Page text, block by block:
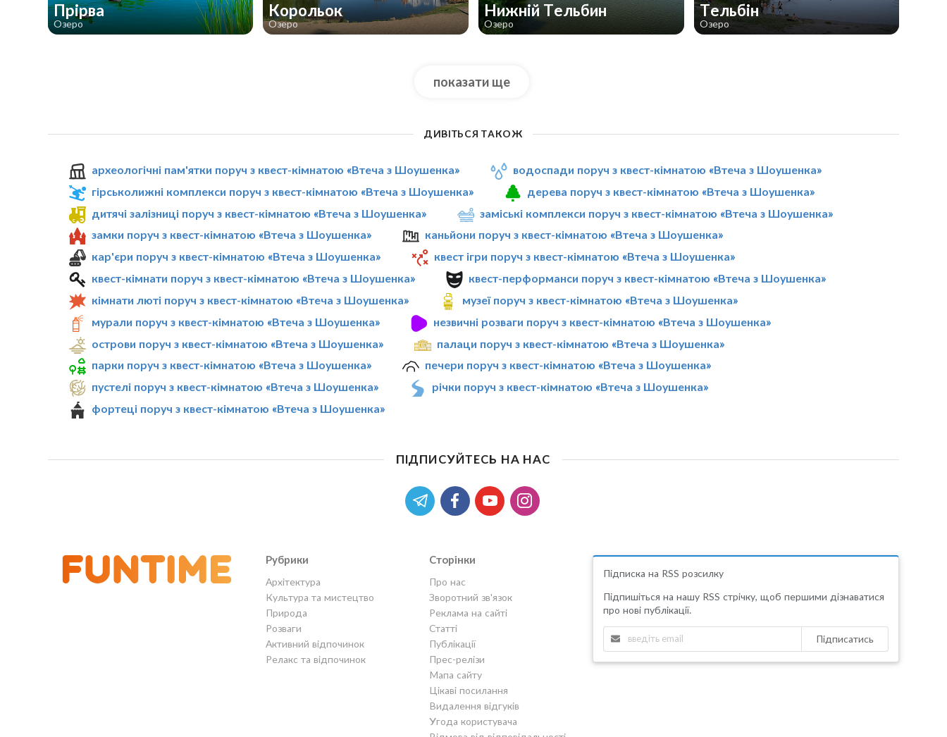
Прірва
Озеро
Корольок
Озеро
Нижній Тельбин
Озеро
Тельбін
Озеро
показати ще
ДИВІТЬСЯ ТАКОЖ
археологічні пам'ятки поруч з квест-кімнатою «Втеча з Шоушенка»
водоспади поруч з квест-кімнатою «Втеча з Шоушенка»
гірськолижні комплекси поруч з квест-кімнатою «Втеча з Шоушенка»
дерева поруч з квест-кімнатою «Втеча з Шоушенка»
дитячі залізниці поруч з квест-кімнатою «Втеча з Шоушенка»
заміські комплекси поруч з квест-кімнатою «Втеча з Шоушенка»
замки поруч з квест-кімнатою «Втеча з Шоушенка»
каньйони поруч з квест-кімнатою «Втеча з Шоушенка»
кар'єри поруч з квест-кімнатою «Втеча з Шоушенка»
квест ігри поруч з квест-кімнатою «Втеча з Шоушенка»
квест-кімнати поруч з квест-кімнатою «Втеча з Шоушенка»
квест-перформанси поруч з квест-кімнатою «Втеча з Шоушенка»
кімнати люті поруч з квест-кімнатою «Втеча з Шоушенка»
музеї поруч з квест-кімнатою «Втеча з Шоушенка»
мурали поруч з квест-кімнатою «Втеча з Шоушенка»
незвичні розваги поруч з квест-кімнатою «Втеча з Шоушенка»
острови поруч з квест-кімнатою «Втеча з Шоушенка»
палаци поруч з квест-кімнатою «Втеча з Шоушенка»
парки поруч з квест-кімнатою «Втеча з Шоушенка»
печери поруч з квест-кімнатою «Втеча з Шоушенка»
пустелі поруч з квест-кімнатою «Втеча з Шоушенка»
річки поруч з квест-кімнатою «Втеча з Шоушенка»
фортеці поруч з квест-кімнатою «Втеча з Шоушенка»
ПІДПИСУЙТЕСЬ НА НАС
Рубрики
Архітектура
Культура та мистецтво
Природа
Розваги
Активний відпочинок
Релакс та відпочинок
Сторінки
Про нас
Зворотний зв'язок
Реклама на сайті
Статті
Публікації
Прес-релізи
Мапа сайту
Цікаві посилання
Видалення відгуків
Угода користувача
Підписка на RSS розсилку
Підпишіться на нашу RSS стрічку, щоб першими дізнаватися
про нові публікації.
Підписатись